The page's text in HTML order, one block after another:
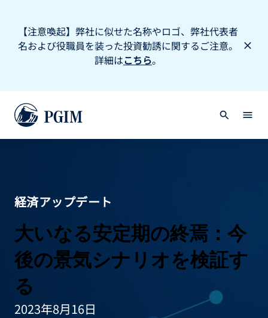
【注意喚起】弊社に似せた名称やロゴ、弊社代表者
名および役職員を装った投資勧誘に関するご注意。
詳細はこちら。
経済アップデート
大いなる安定期の終焉：今
後の景気シナリオを検証す
る
2023年8月16日